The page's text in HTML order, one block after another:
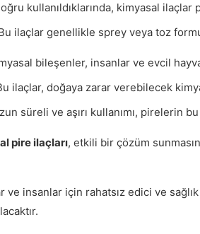
kullanıldıklarında, kimyasal
ilaçlar genellikle sprey veya toz
bileşenler, insanlar ve evcil
ilaçlar, doğaya zarar verebilecek
süreli ve aşırı kullanımı, pirelerin
pire ilaçları, etkili bir çözüm
ve insanlar için rahatsız edici ve